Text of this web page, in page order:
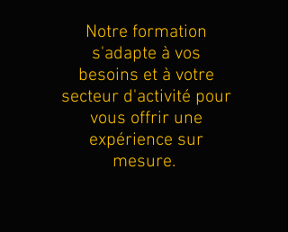
Notre formation
s'adapte à vos
besoins et à votre
secteur d'activité pour
vous offrir une
expérience sur
mesure.